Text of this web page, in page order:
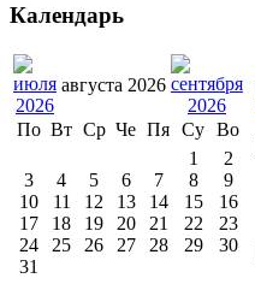
Календарь
августа 2026
По Вт Ср Че Пя Су Во
1
2
3
4 5 6 7 8
9
10
11 12 13 14 15
16
17
18 19 20 21 22
23
24
25 26 27 28 29
30
31